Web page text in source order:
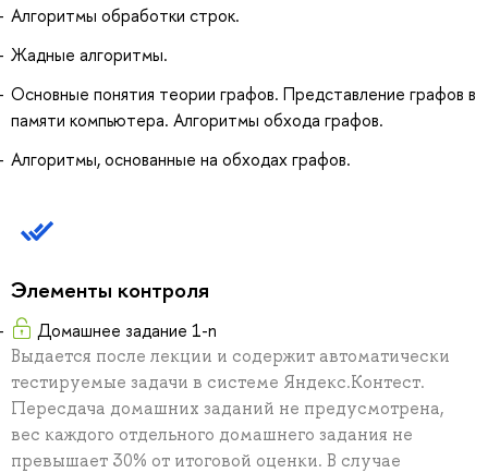
Алгоритмы обработки строк.
Жадные алгоритмы.
Основные понятия теории графов. Представление графов в
памяти компьютера. Алгоритмы обхода графов.
Алгоритмы, основанные на обходах графов.
Элементы контроля
Домашнее задание 1-n
Выдается после лекции и содержит автоматически
тестируемые задачи в системе Яндекс.Контест.
Пересдача домашних заданий не предусмотрена,
вес каждого отдельного домашнего задания не
превышает 30% от итоговой оценки. В случае